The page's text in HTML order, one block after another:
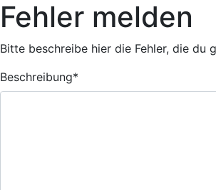
Fehler melden
Bitte beschreibe hier die Fehler, die du
Beschreibung*